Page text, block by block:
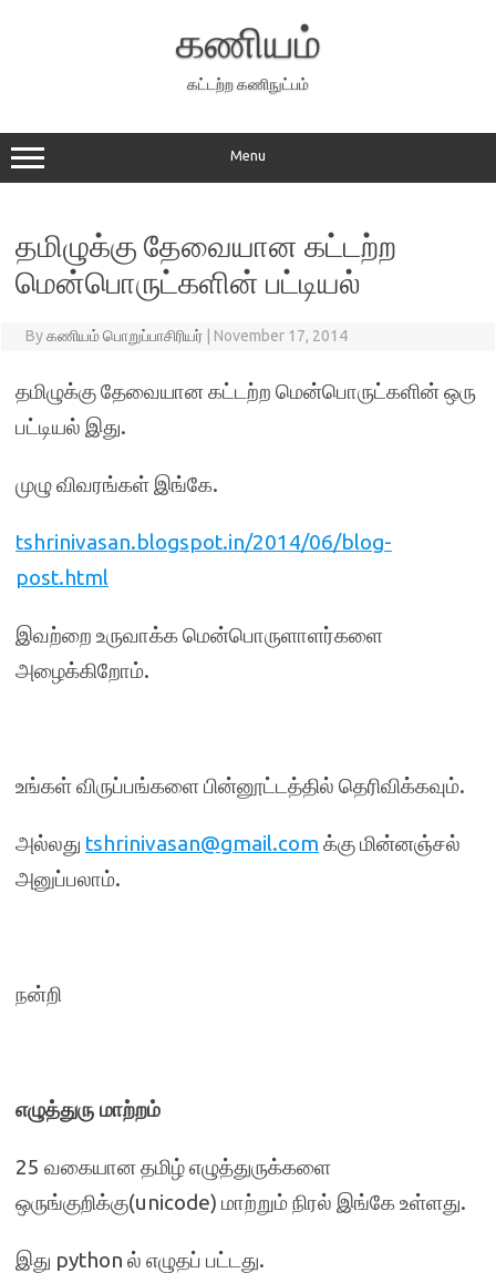
கணியம்
கட்டற்ற கணிநுட்பம்
Menu
தமிழுக்கு தேவையான கட்டற்ற
மென்பொருட்களின் பட்டியல்
Byகணியம் பொறுப்பாசிரியர் November 17, 2014
தமிழுக்கு தேவையான கட்டற்ற மென்பொருட்களின் ஒரு
பட்டியல் இது.
முழு விவரங்கள் இங்கே.
tshrinivasan.blogspot.in/2014/06/blog-
post.html
இவற்றை உருவாக்க மென்பொருளாளர்களை
அழைக்கிறோம்.
உங்கள் விருப்பங்களை பின்னூட்டத்தில் தெரிவிக்கவும்.
அல்லது tshrinivasan@gmail.com க்கு மின்னஞ்சல்
அனுப்பலாம்.
நன்றி
எழுத்துரு மாற்றம்
25 வகையான தமிழ் எழுத்துருக்களை
ஒருங்குறிக்கு(unicode) மாற்றும் நிரல் இங்கே உள்ளது.
இது python ல் எழுதப் பட்டது.